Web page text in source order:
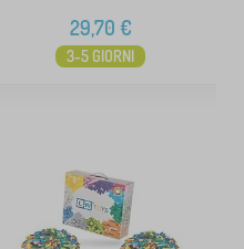
29,70 €
3-5 GIORNI